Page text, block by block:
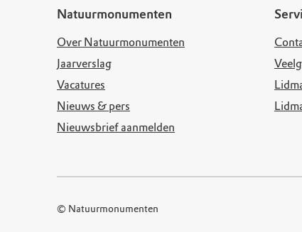
Natuurmonumenten
Over Natuurmonumenten
Jaarverslag
Vacatures
Nieuws & pers
Nieuwsbrief aanmelden
© Natuurmonumenten